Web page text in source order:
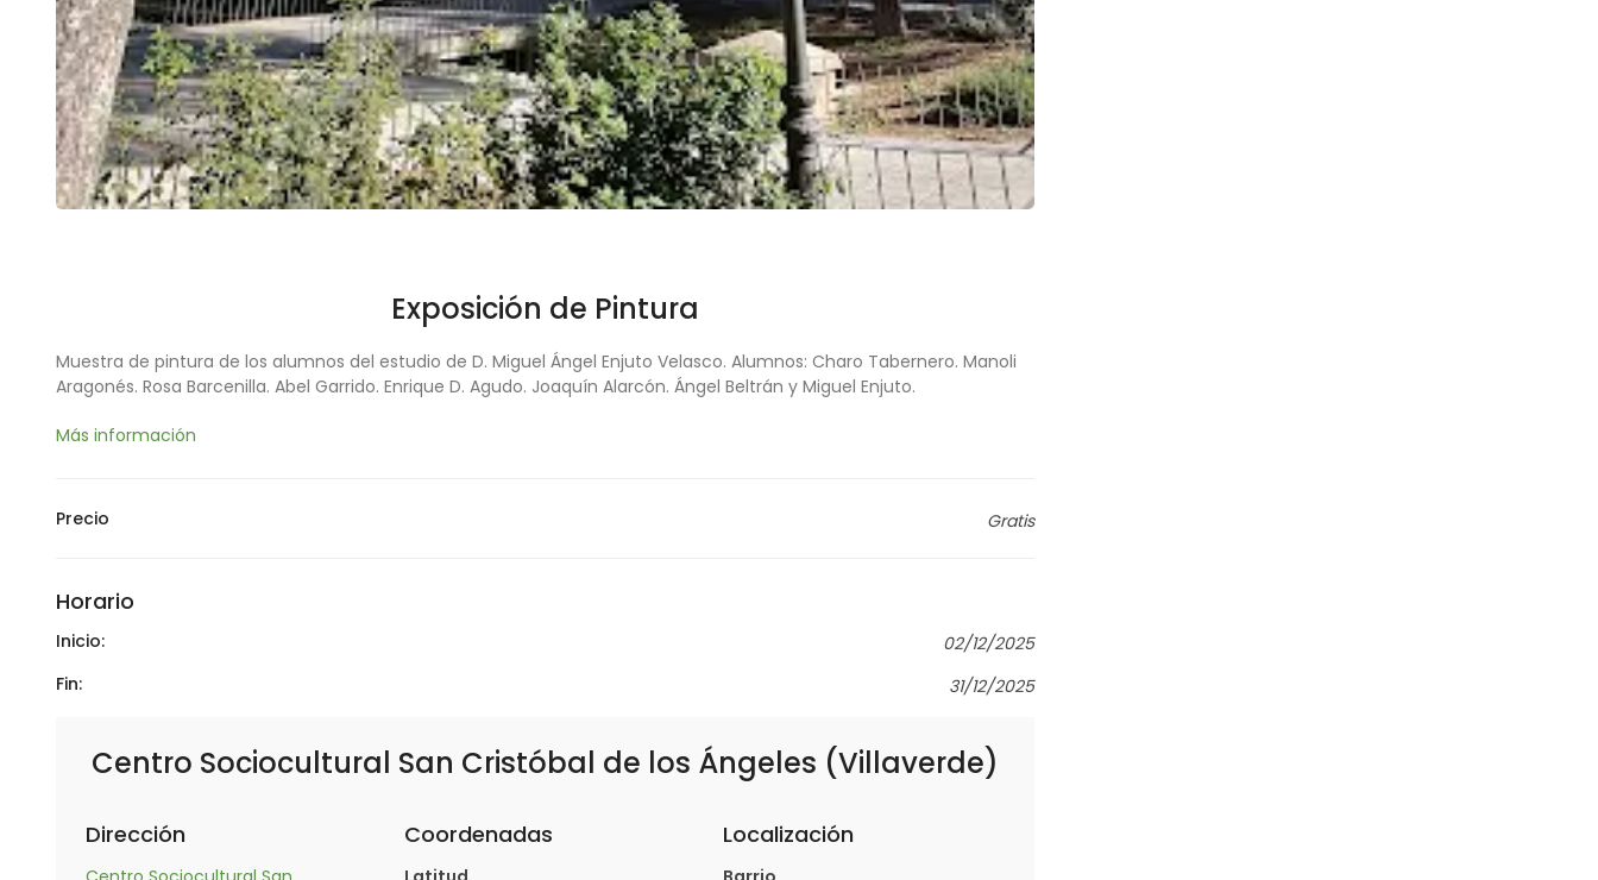
Exposición de Pintura
Muestra de pintura de los alumnos del estudio de D. Miguel Ángel Enjuto Velasco. Alumnos: Charo Tabernero. Manoli
Aragonés. Rosa Barcenilla. Abel Garrido. Enrique D. Agudo. Joaquín Alarcón. Ángel Beltrán y Miguel Enjuto.
Más información
Gratis
Precio
Horario
02/12/2025
Inicio:
31/12/2025
Fin:
Centro Sociocultural San Cristóbal de los Ángeles (Villaverde)
Dirección Coordenadas Localización